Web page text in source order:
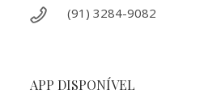
(91) 3284-9082
APP DISPONÍVEL